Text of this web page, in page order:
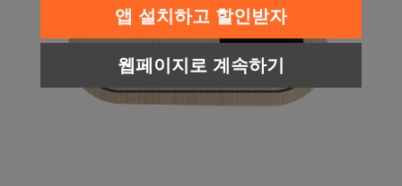
앱 설치하고 할인받자
웹페이지로 계속하기